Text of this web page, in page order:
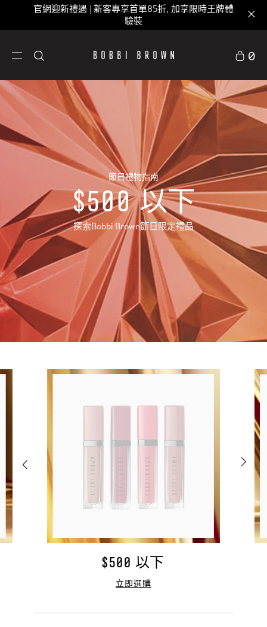
官網迎新禮遇 | 新客專享首單85折, 加享限時王牌體
驗裝
0
節日禮物指南
$500 以下
探索Bobbi Brown節日限定禮品
$500 以下
立即選購